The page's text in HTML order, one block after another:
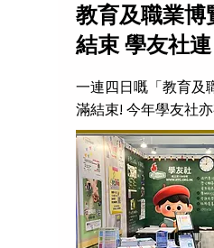
教育及職業
結束 學友社
一連四日嘅「教育及
滿結束! 今年學友社